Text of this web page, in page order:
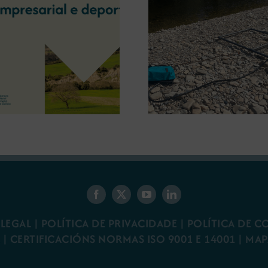
presentan as últimas
innovacións en restauración
ambiental para a minaría
galega
A COMG
Ourense a
‘Tesouros
| POLÍTICA DE PRIVACIDADE | POLÍTICA DE
| CERTIFICACIÓNS NORMAS ISO 9001 E 14001 |